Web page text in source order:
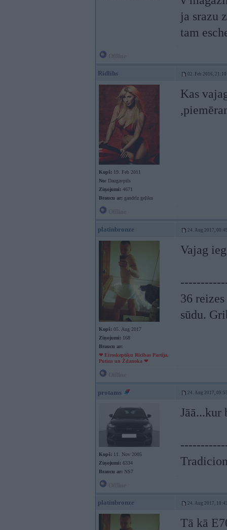
ja srazu
tam
Ridlihs 02. Feb 2016, 21:10
Kopš: 19. Feb 2011
No: Daugavpils
Ziņojumi: 4671
Braucu ar: gandrīz geļiku
Kas
platinbronze 24. Aug 2017,
Kopš: 05. Aug 2017
Ziņojumi: 168
Braucu ar:
❤ Eiroskeptiķu Rīcības Partija,
Putins un Ždanoka ❤
Vajag
36
sūdu.
protams 24. Aug 2017,
Kopš: 11. Nov 2005
Ziņojumi: 6334
Braucu ar: NS7
platinbronze 24. Aug 2017,
Tā kā